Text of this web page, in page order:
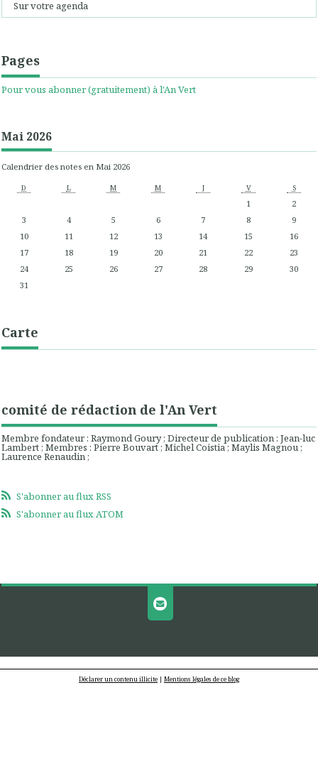
Sur votre agenda
Pages
Pour vous abonner (gratuitement) à l'An Vert
Mai 2026
Calendrier des notes en Mai 2026
D L M M J V S
1
2
3
4 5 6 7 8
9
10
11 12 13 14 15
16
17
18 19 20 21 22
23
24
25 26 27 28 29
30
31
Carte
comité de rédaction de l'An Vert
Membre fondateur : Raymond Goury ; Directeur de publication : Jean-luc
Lambert ; Membres : Pierre Bouvart ; Michel Coistia ; Maylis Magnou ;
Laurence Renaudin ;
S'abonner au flux RSS
S'abonner au flux ATOM
Déclarer un contenu illicite | Mentions légales de ce blog